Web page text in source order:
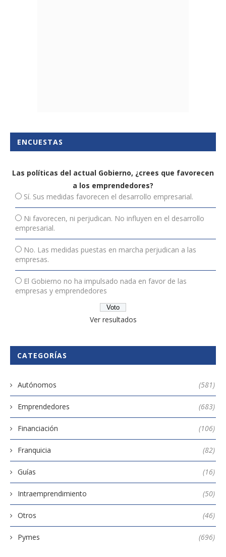
ENCUESTAS
Las políticas del actual Gobierno, ¿crees que favorecen
a los emprendedores?
Sí. Sus medidas favorecen el desarrollo empresarial.
Ni favorecen, ni perjudican. No influyen en el desarrollo
empresarial.
No. Las medidas puestas en marcha perjudican a las
empresas.
El Gobierno no ha impulsado nada en favor de las
empresas y emprendedores
Ver resultados
CATEGORÍAS
Autónomos (581)
Emprendedores (683)
Financiación (106)
Franquicia (82)
Guías (16)
Intraemprendimiento (50)
Otros (46)
Pymes (696)